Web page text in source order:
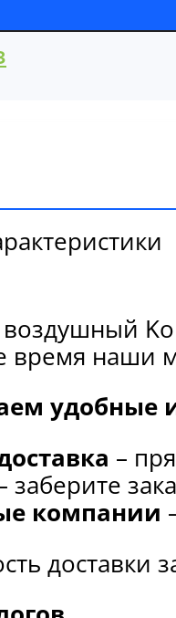
время наши
удобные
–
заберите
компании
доставки